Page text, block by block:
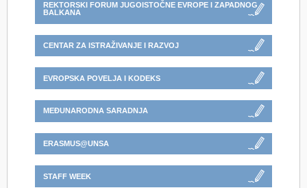
REKTORSKI FORUM JUGOISTOČNE EVROPE I ZAPADNOG
BALKANA
CENTAR ZA ISTRAŽIVANJE I RAZVOJ
EVROPSKA POVELJA I KODEKS
MEĐUNARODNA SARADNJA
ERASMUS@UNSA
STAFF WEEK